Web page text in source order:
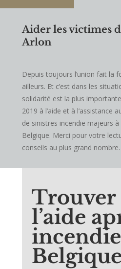
Aider les victimes
Arlon
Depuis toujours l’union fait la
ailleurs. Et c’est dans les
solidarité est la plus
2019 à l’aide et à l’assistance
de sinistres incendie majeurs
Belgique. Merci pour votre
conseils au plus grand nombre.
Trouver
l’aide
Belgique